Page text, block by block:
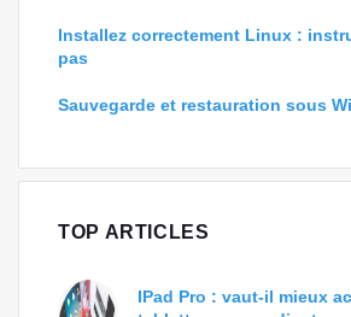
Installez correctement Linux :
pas
Sauvegarde et restauration sous
TOP ARTICLES
IPad Pro : vaut-il mieux